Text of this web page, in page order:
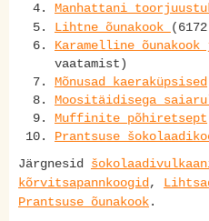
Manhattani
Lihtne õunakook
Karamelline
vaatamist)
Mõnusad kaeraküpsised
Moositäidisega
Muffinite põhiretsept
Prantsuse
Järgnesid
kõrvitsapannkoogid ,
Prantsuse õunakook.